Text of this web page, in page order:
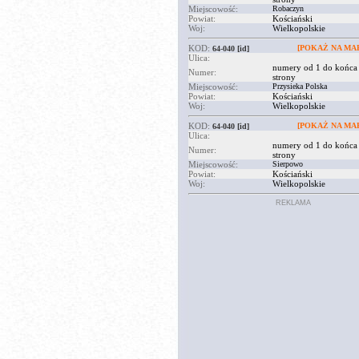
Miejscowość:
Robaczyn
Powiat:
Kościański
Woj:
Wielkopolskie
KOD: 64-040 [id] [POKAŻ NA
Ulica:
Numer:
numery od 1 do końca
strony
Miejscowość:
Przysieka Polska
Powiat:
Kościański
Woj:
Wielkopolskie
KOD: 64-040 [id] [POKAŻ NA
Ulica:
Numer:
numery od 1 do końca
strony
Miejscowość:
Sierpowo
Powiat:
Kościański
Woj:
Wielkopolskie
REKLAMA